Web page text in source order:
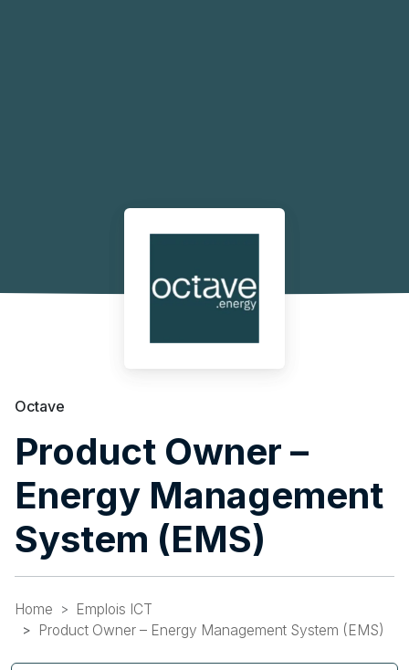
Octave
Product Owner –
Energy Management
System (EMS)
Home
Emplois ICT
Product Owner – Energy Management System (EMS)